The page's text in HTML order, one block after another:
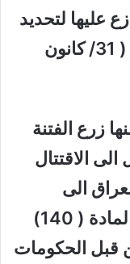
عليها لتحديد
ارادة مواطنيها في مدة اقصاها ( 31/ كانون
زرع الفتنة
الاقتتال
الى
دويلات صغيرة متناحرة . وان المادة ( 140)
قبل الحكومات